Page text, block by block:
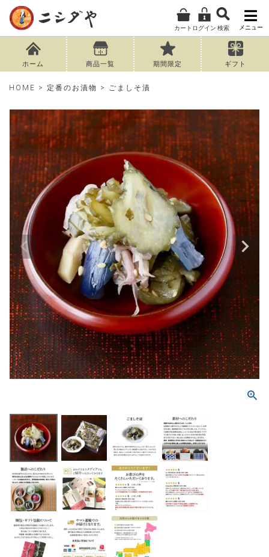
カート ログイン 検索 メニュー
ホーム 商品一覧 期間限定 ギフト
HOME 定番のお漬物 ごましそ漬